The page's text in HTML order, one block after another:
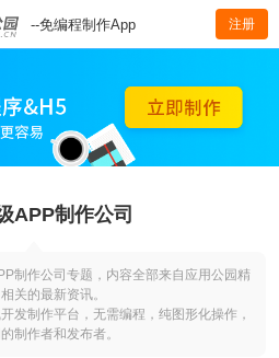
--免编程制作App 注册
APP制作公司
制作公司专题，内容全部来自应用公园精
关的最新资讯。
发制作平台，无需编程，纯图形化操作，
制作者和发布者。